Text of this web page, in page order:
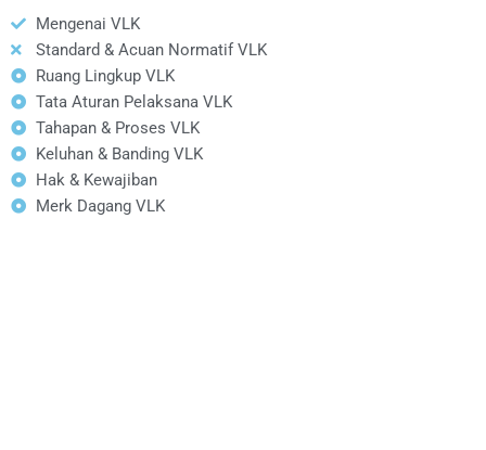
Mengenai VLK
Standard & Acuan Normatif VLK
Ruang Lingkup VLK
Tata Aturan Pelaksana VLK
Tahapan & Proses VLK
Keluhan & Banding VLK
Hak & Kewajiban
Merk Dagang VLK